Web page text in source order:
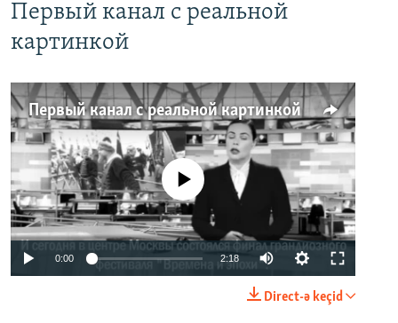
Первый канал с реальной
картинкой
Первый канал с реальной картинкой
No media source currently available
0:00 2:18
Direct-ə keçid